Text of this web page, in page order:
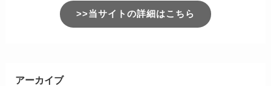
>>当サイトの詳細はこちら
アーカイブ